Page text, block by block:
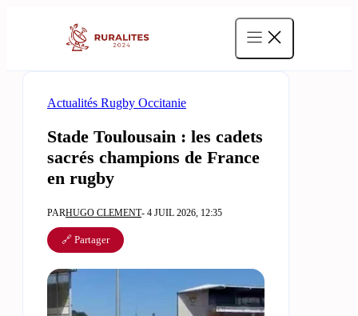
Actualités Rugby Occitanie
Stade Toulousain : les cadets
sacrés champions de France
en rugby
PARHUGO CLEMENT- 4 JUIL 2026, 12:35
🔗 Partager